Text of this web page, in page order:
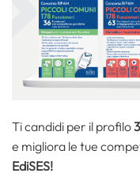
Ti candidi per il profilo
e migliora le tue
EdiSES!